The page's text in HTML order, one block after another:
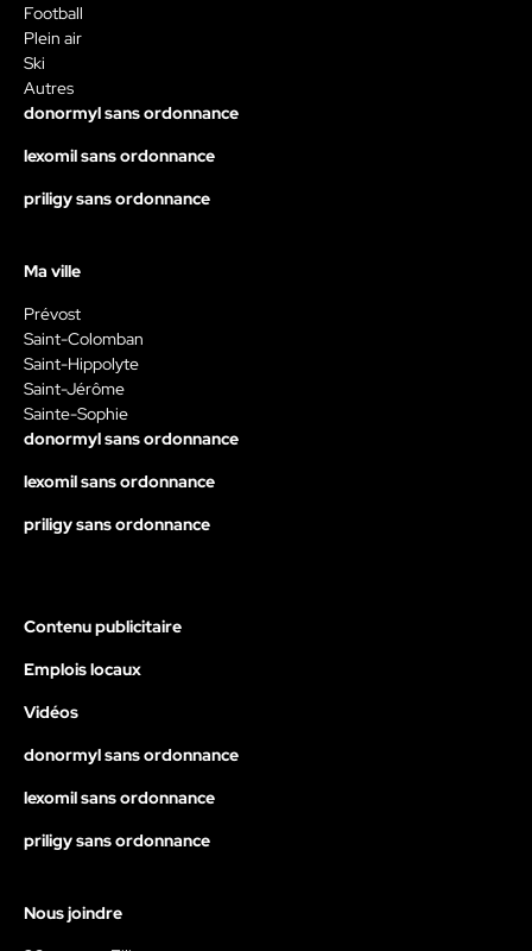
Football
Plein air
Ski
Autres
donormyl sans ordonnance
lexomil sans ordonnance
priligy sans ordonnance
Ma ville
Prévost
Saint-Colomban
Saint-Hippolyte
Saint-Jérôme
Sainte-Sophie
donormyl sans ordonnance
lexomil sans ordonnance
priligy sans ordonnance
Contenu publicitaire
Emplois locaux
Vidéos
donormyl sans ordonnance
lexomil sans ordonnance
priligy sans ordonnance
Nous joindre